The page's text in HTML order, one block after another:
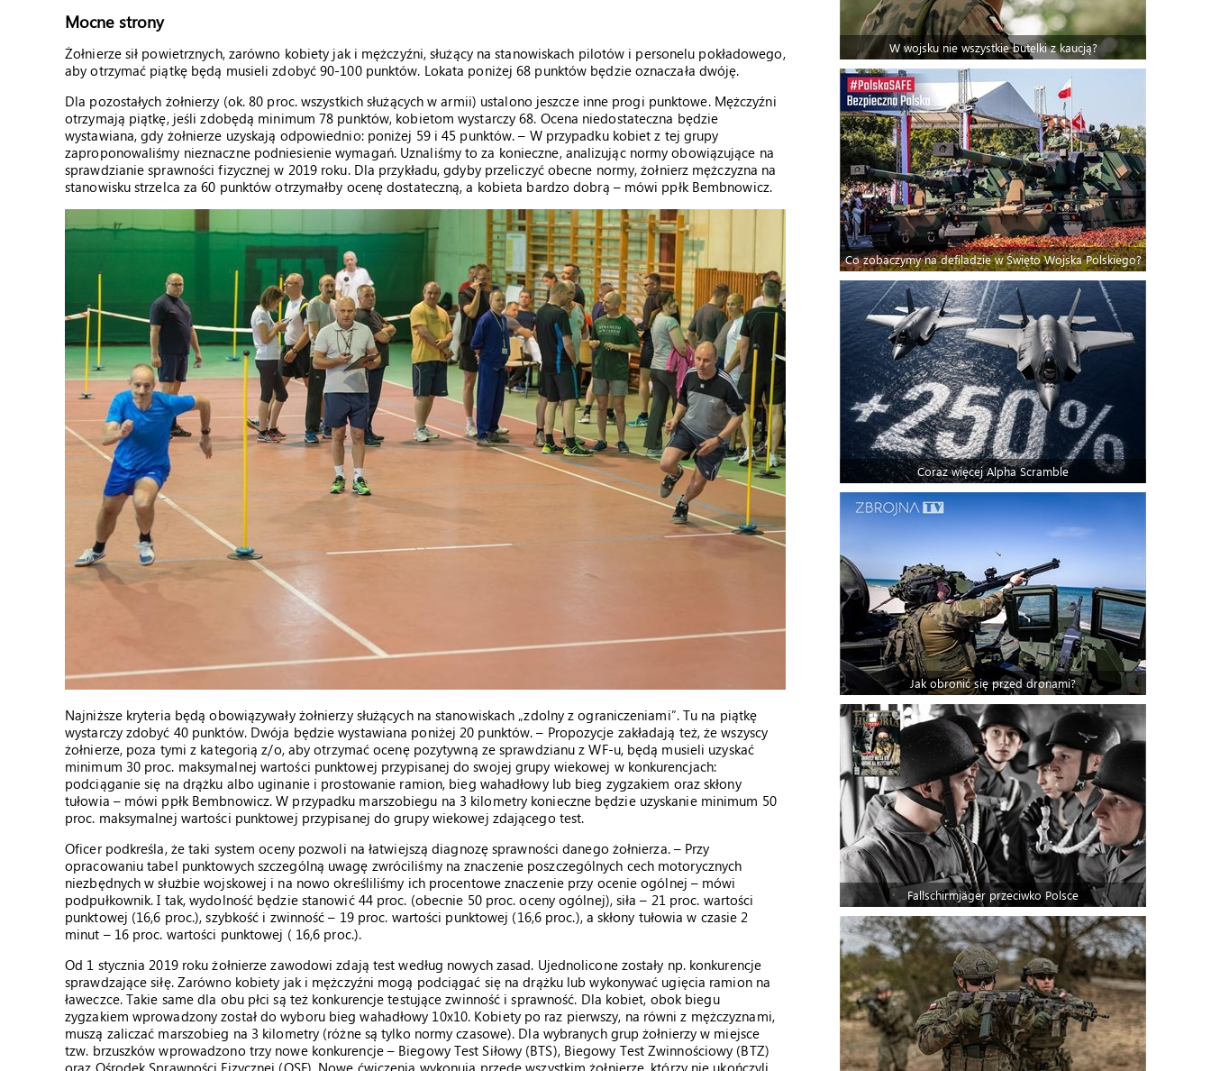
Mocne strony
Żołnierze sił powietrznych, zarówno kobiety jak i mężczyźni, służący na stanowiskach pilotów i personelu pokładowego,
aby otrzymać piątkę będą musieli zdobyć 90-100 punktów. Lokata poniżej 68 punktów będzie oznaczała dwóję.
Dla pozostałych żołnierzy (ok. 80 proc. wszystkich służących w armii) ustalono jeszcze inne progi punktowe. Mężczyźni
otrzymają piątkę, jeśli zdobędą minimum 78 punktów, kobietom wystarczy 68. Ocena niedostateczna będzie
wystawiana, gdy żołnierze uzyskają odpowiednio: poniżej 59 i 45 punktów. – W przypadku kobiet z tej grupy
zaproponowaliśmy nieznaczne podniesienie wymagań. Uznaliśmy to za konieczne, analizując normy obowiązujące na
sprawdzianie sprawności fizycznej w 2019 roku. Dla przykładu, gdyby przeliczyć obecne normy, żołnierz mężczyzna na
stanowisku strzelca za 60 punktów otrzymałby ocenę dostateczną, a kobieta bardzo dobrą – mówi ppłk Bembnowicz.
Najniższe kryteria będą obowiązywały żołnierzy służących na stanowiskach „zdolny z ograniczeniami”. Tu na piątkę
wystarczy zdobyć 40 punktów. Dwója będzie wystawiana poniżej 20 punktów. – Propozycje zakładają też, że wszyscy
żołnierze, poza tymi z kategorią z/o, aby otrzymać ocenę pozytywną ze sprawdzianu z WF-u, będą musieli uzyskać
minimum 30 proc. maksymalnej wartości punktowej przypisanej do swojej grupy wiekowej w konkurencjach:
podciąganie się na drążku albo uginanie i prostowanie ramion, bieg wahadłowy lub bieg zygzakiem oraz skłony
tułowia – mówi ppłk Bembnowicz. W przypadku marszobiegu na 3 kilometry konieczne będzie uzyskanie minimum 50
proc. maksymalnej wartości punktowej przypisanej do grupy wiekowej zdającego test.
Oficer podkreśla, że taki system oceny pozwoli na łatwiejszą diagnozę sprawności danego żołnierza. – Przy
opracowaniu tabel punktowych szczególną uwagę zwróciliśmy na znaczenie poszczególnych cech motorycznych
niezbędnych w służbie wojskowej i na nowo określiliśmy ich procentowe znaczenie przy ocenie ogólnej – mówi
podpułkownik. I tak, wydolność będzie stanowić 44 proc. (obecnie 50 proc. oceny ogólnej), siła – 21 proc. wartości
punktowej (16,6 proc.), szybkość i zwinność – 19 proc. wartości punktowej (16,6 proc.), a skłony tułowia w czasie 2
minut – 16 proc. wartości punktowej ( 16,6 proc.).
Od 1 stycznia 2019 roku żołnierze zawodowi zdają test według nowych zasad. Ujednolicone zostały np. konkurencje
sprawdzające siłę. Zarówno kobiety jak i mężczyźni mogą podciągać się na drążku lub wykonywać ugięcia ramion na
ławeczce. Takie same dla obu płci są też konkurencje testujące zwinność i sprawność. Dla kobiet, obok biegu
zygzakiem wprowadzony został do wyboru bieg wahadłowy 10x10. Kobiety po raz pierwszy, na równi z mężczyznami,
muszą zaliczać marszobieg na 3 kilometry (różne są tylko normy czasowe). Dla wybranych grup żołnierzy w miejsce
tzw. brzuszków wprowadzono trzy nowe konkurencje – Biegowy Test Siłowy (BTS), Biegowy Test Zwinnościowy (BTZ)
oraz Ośrodek Sprawności Fizycznej (OSF). Nowe ćwiczenia wykonują przede wszystkim żołnierze, którzy nie ukończyli
W wojsku nie wszystkie butelki z kaucją?
Co zobaczymy na defiladzie w Święto Wojska Polskiego?
Coraz więcej Alpha Scramble
Jak obronić się przed dronami?
Fallschirmjäger przeciwko Polsce